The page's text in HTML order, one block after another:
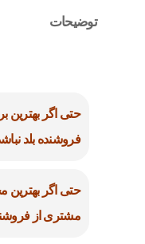
توضیحات
حتی اگر بهترین
فروشنده بلد
حتی اگر بهترین
مشتری از